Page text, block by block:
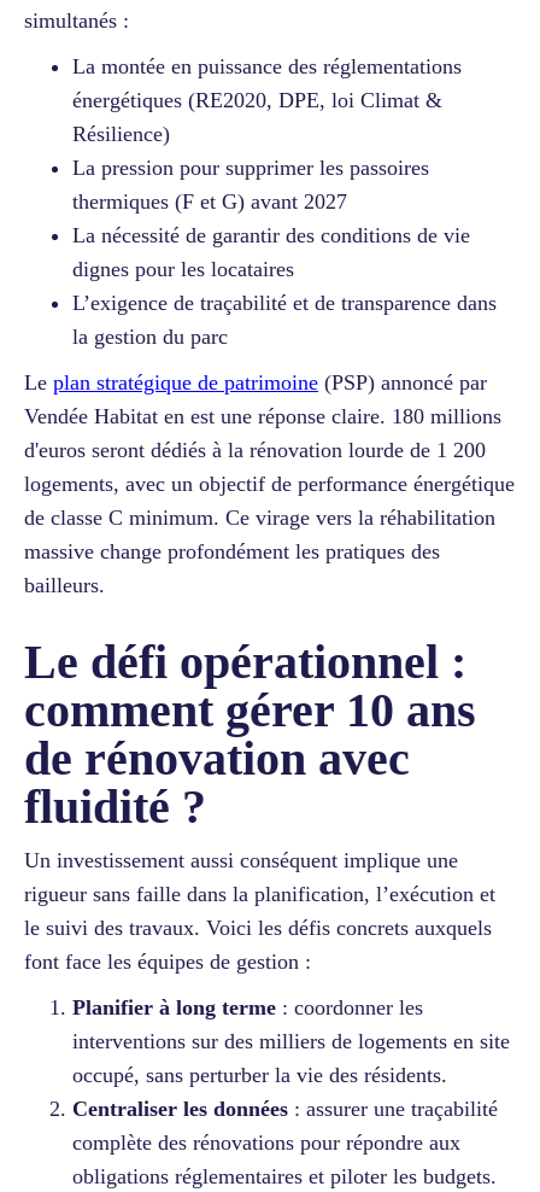
simultanés :
La montée en puissance des réglementations
énergétiques (RE2020, DPE, loi Climat &
Résilience)
La pression pour supprimer les passoires
thermiques (F et G) avant 2027
La nécessité de garantir des conditions de vie
dignes pour les locataires
L’exigence de traçabilité et de transparence dans
la gestion du parc
Le plan stratégique de patrimoine (PSP) annoncé par
Vendée Habitat en est une réponse claire. 180 millions
d'euros seront dédiés à la rénovation lourde de 1 200
logements, avec un objectif de performance énergétique
de classe C minimum. Ce virage vers la réhabilitation
massive change profondément les pratiques des
bailleurs.
Le défi opérationnel :
comment gérer 10 ans
de rénovation avec
fluidité ?
Un investissement aussi conséquent implique une
rigueur sans faille dans la planification, l’exécution et
le suivi des travaux. Voici les défis concrets auxquels
font face les équipes de gestion :
Planifier à long terme : coordonner les
interventions sur des milliers de logements en site
occupé, sans perturber la vie des résidents.
Centraliser les données : assurer une traçabilité
complète des rénovations pour répondre aux
obligations réglementaires et piloter les budgets.